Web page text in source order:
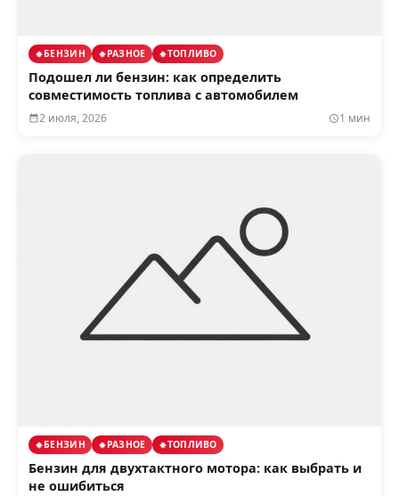
БЕНЗИН РАЗНОЕ ТОПЛИВО
Подошел ли бензин: как определить
совместимость топлива с автомобилем
2 июля, 2026 1 мин
БЕНЗИН РАЗНОЕ ТОПЛИВО
Бензин для двухтактного мотора: как выбрать и
не ошибиться